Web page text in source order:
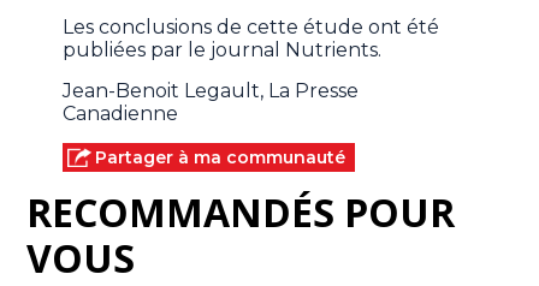
Les conclusions de cette étude ont été
publiées par le journal Nutrients.
Jean-Benoit Legault, La Presse
Canadienne
Partager à ma communauté
RECOMMANDÉS POUR
VOUS